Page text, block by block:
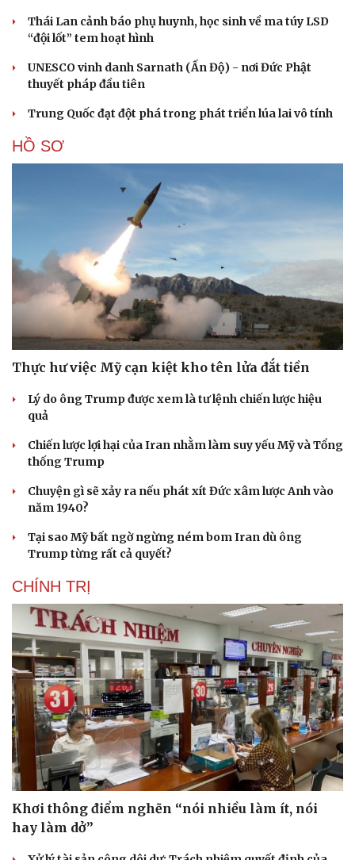
Thái Lan cảnh báo phụ huynh, học sinh về ma túy LSD
“đội lốt” tem hoạt hình
UNESCO vinh danh Sarnath (Ấn Độ) - nơi Đức Phật
thuyết pháp đầu tiên
Trung Quốc đạt đột phá trong phát triển lúa lai vô tính
HỒ SƠ
Thực hư việc Mỹ cạn kiệt kho tên lửa đắt tiền
Lý do ông Trump được xem là tư lệnh chiến lược hiệu
quả
Chiến lược lợi hại của Iran nhằm làm suy yếu Mỹ và Tổng
thống Trump
Chuyện gì sẽ xảy ra nếu phát xít Đức xâm lược Anh vào
năm 1940?
Tại sao Mỹ bất ngờ ngừng ném bom Iran dù ông
Trump từng rất cả quyết?
CHÍNH TRỊ
Khơi thông điểm nghẽn “nói nhiều làm ít, nói
hay làm dở”